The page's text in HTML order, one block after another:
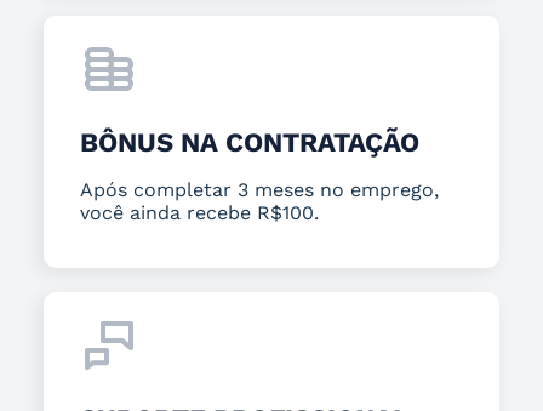
BÔNUS NA CONTRATAÇÃO
Após completar 3 meses no emprego,
você ainda recebe R$100.